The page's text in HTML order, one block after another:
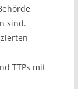
sind.
TTPs mit